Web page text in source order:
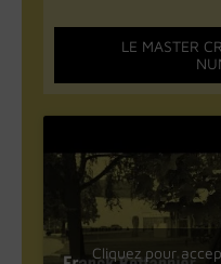
LE MASTER
Cliquez pour